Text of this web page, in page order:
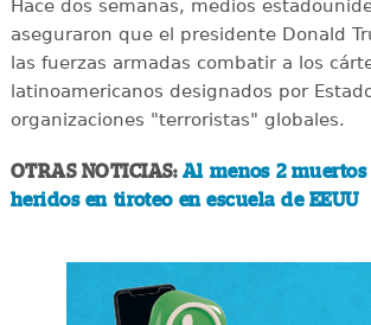
Hace dos semanas, medios
aseguraron que el presidente Donald
las fuerzas armadas combatir a los
latinoamericanos designados por
organizaciones "terroristas" globales.
OTRAS NOTICIAS: Al menos 2
heridos en tiroteo en escuela de EEUU